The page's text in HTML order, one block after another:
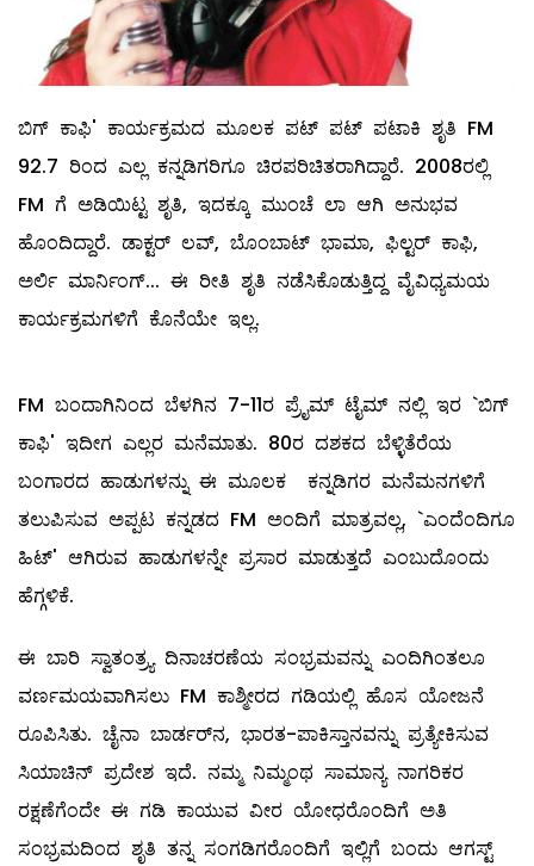
ಬಿಗ್‌ ಕಾಫಿ' ಕಾರ್ಯಕ್ರಮದ ಮೂಲಕ ಪಟ್‌ ಪಟ್‌ ಪಟಾಕಿ ಶೃತಿ FM
92.7 ರಿಂದ ಎಲ್ಲ ಕನ್ನಡಿಗರಿಗೂ ಚಿರಪರಿಚಿತರಾಗಿದ್ದಾರೆ. 2008ರಲ್ಲಿ
FM ಗೆ ಅಡಿಯಿಟ್ಟ ಶೃತಿ, ಇದಕ್ಕೂ ಮುಂಚೆ ಲಾ ಆಗಿ ಅನುಭವ
ಹೊಂದಿದ್ದಾರೆ. ಡಾಕ್ಟರ್ ಲವ್, ಬೊಂಬಾಟ್‌ ಭಾಮಾ, ಫಿಲ್ಟರ್‌ ಕಾಫಿ,
ಅರ್ಲಿ ಮಾರ್ನಿಂಗ್‌... ಈ ರೀತಿ ಶೃತಿ ನಡೆಸಿಕೊಡುತ್ತಿದ್ದ ವೈವಿಧ್ಯಮಯ
ಕಾರ್ಯಕ್ರಮಗಳಿಗೆ ಕೊನೆಯೇ ಇಲ್ಲ.
FM ಬಂದಾಗಿನಿಂದ ಬೆಳಗಿನ 7-11ರ ಪ್ರೈಮ್ ಟೈಮ್ ನಲ್ಲಿ ಇರ `ಬಿಗ್‌
ಕಾಫಿ' ಇದೀಗ ಎಲ್ಲರ ಮನೆಮಾತು. 80ರ ದಶಕದ ಬೆಳ್ಳಿತೆರೆಯ
ಬಂಗಾರದ ಹಾಡುಗಳನ್ನು ಈ ಮೂಲಕ ಕನ್ನಡಿಗರ ಮನೆಮನಗಳಿಗೆ
ತಲುಪಿಸುವ ಅಪ್ಪಟ ಕನ್ನಡದ FM ಅಂದಿಗೆ ಮಾತ್ರವಲ್ಲ, `ಎಂದೆಂದಿಗೂ
ಹಿಟ್‌' ಆಗಿರುವ ಹಾಡುಗಳನ್ನೇ ಪ್ರಸಾರ ಮಾಡುತ್ತದೆ ಎಂಬುದೊಂದು
ಹೆಗ್ಗಳಿಕೆ.
ಈ ಬಾರಿ ಸ್ವಾತಂತ್ರ್ಯ ದಿನಾಚರಣೆಯ ಸಂಭ್ರಮವನ್ನು ಎಂದಿಗಿಂತಲೂ
ವರ್ಣಮಯವಾಗಿಸಲು FM ಕಾಶ್ಮೀರದ ಗಡಿಯಲ್ಲಿ ಹೊಸ ಯೋಜನೆ
ರೂಪಿಸಿತು. ಚೈನಾ ಬಾರ್ಡರ್‌ನ, ಭಾರತ-ಪಾಕಿಸ್ತಾನವನ್ನು ಪ್ರತ್ಯೇಕಿಸುವ
ಸಿಯಾಚಿನ್‌ ಪ್ರದೇಶ ಇದೆ. ನಮ್ಮ ನಿಮ್ಮಂಥ ಸಾಮಾನ್ಯ ನಾಗರಿಕರ
ರಕ್ಷಣೆಗೆಂದೇ ಈ ಗಡಿ ಕಾಯುವ ವೀರ ಯೋಧರೊಂದಿಗೆ ಅತಿ
ಸಂಭ್ರಮದಿಂದ ಶೃತಿ ತನ್ನ ಸಂಗಡಿಗರೊಂದಿಗೆ ಇಲ್ಲಿಗೆ ಬಂದು ಆಗಸ್ಟ್